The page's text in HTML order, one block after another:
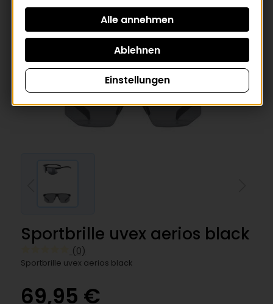
Sportbrille uvex aerios black
(0)
Sportbrille uvex aerios black
69,95 €
Einstellungen